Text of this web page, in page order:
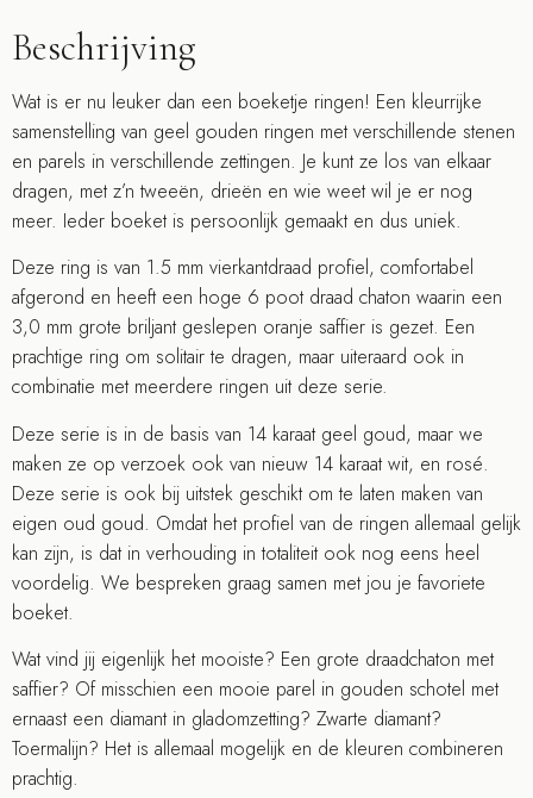
Beschrijving
Wat is er nu leuker dan een boeketje ringen! Een kleurrijke
samenstelling van geel gouden ringen met verschillende stenen
en parels in verschillende zettingen. Je kunt ze los van elkaar
dragen, met z’n tweeën, drieën en wie weet wil je er nog
meer. Ieder boeket is persoonlijk gemaakt en dus uniek.
Deze ring is van 1.5 mm vierkantdraad profiel, comfortabel
afgerond en heeft een hoge 6 poot draad chaton waarin een
3,0 mm grote briljant geslepen oranje saffier is gezet. Een
prachtige ring om solitair te dragen, maar uiteraard ook in
combinatie met meerdere ringen uit deze serie.
Deze serie is in de basis van 14 karaat geel goud, maar we
maken ze op verzoek ook van nieuw 14 karaat wit, en rosé.
Deze serie is ook bij uitstek geschikt om te laten maken van
eigen oud goud. Omdat het profiel van de ringen allemaal gelijk
kan zijn, is dat in verhouding in totaliteit ook nog eens heel
voordelig. We bespreken graag samen met jou je favoriete
boeket.
Wat vind jij eigenlijk het mooiste? Een grote draadchaton met
saffier? Of misschien een mooie parel in gouden schotel met
ernaast een diamant in gladomzetting? Zwarte diamant?
Toermalijn? Het is allemaal mogelijk en de kleuren combineren
prachtig.